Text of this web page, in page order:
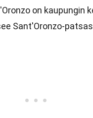
on kaupungin
Sant'Oronzo-